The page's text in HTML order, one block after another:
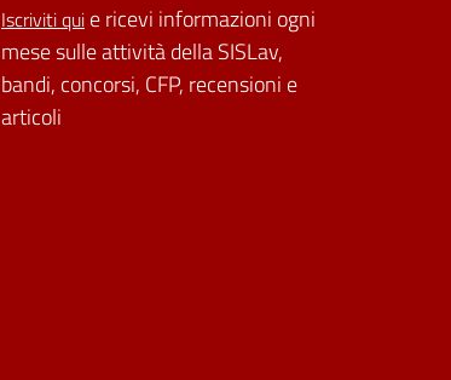
Iscriviti quie ricevi informazioni ogni
mese sulle attività della SISLav,
bandi, concorsi, CFP, recensioni e
articoli